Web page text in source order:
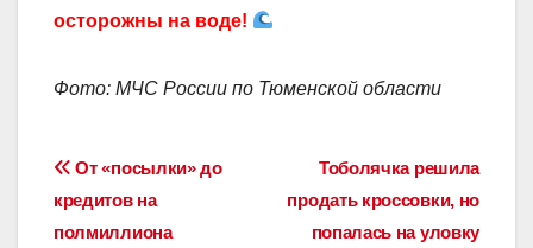
осторожны на воде!
Фото: МЧС России по Тюменской области
Навигация
по
Тоболячка решила
продать кроссовки, но
попалась на уловку
От «посылки» до
кредитов на
полмиллиона